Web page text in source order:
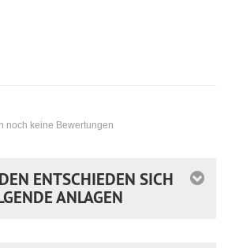
noch keine Bewertungen
ENTSCHIEDEN SICH
ANLAGEN